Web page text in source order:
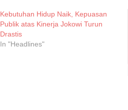
Kebutuhan Hidup Naik, Kepuasan
Publik atas Kinerja Jokowi Turun
Drastis
In "Headlines"